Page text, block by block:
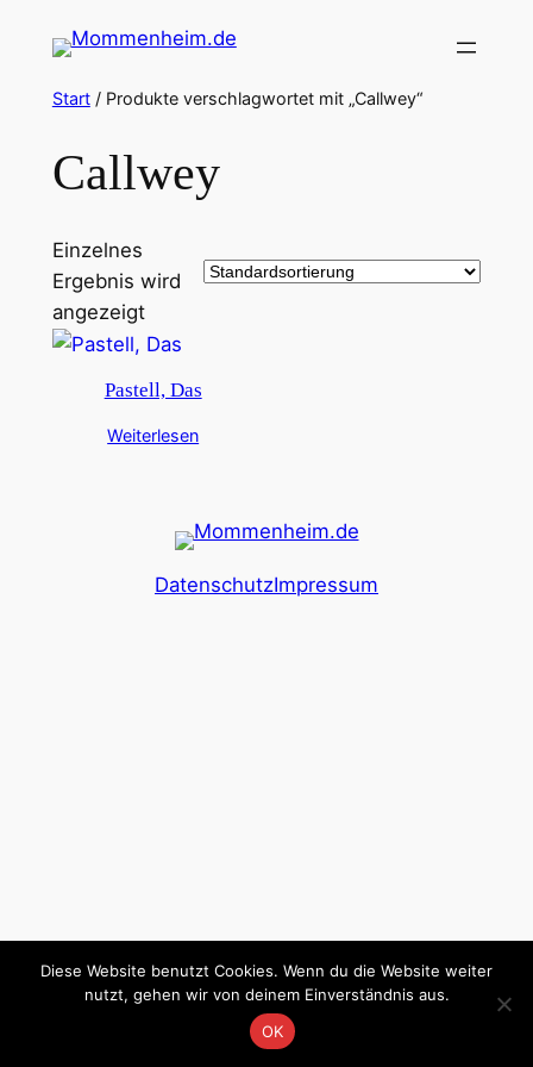
Inhalt
springen
Start/ Produkte verschlagwortet mit „Callwey“
Callwey
Einzelnes
Ergebnis wird
angezeigt
Pastell, Das
Weiterlesen
DatenschutzImpressum
Diese Website benutzt Cookies. Wenn du die Website weiter
nutzt, gehen wir von deinem Einverständnis aus.
OK